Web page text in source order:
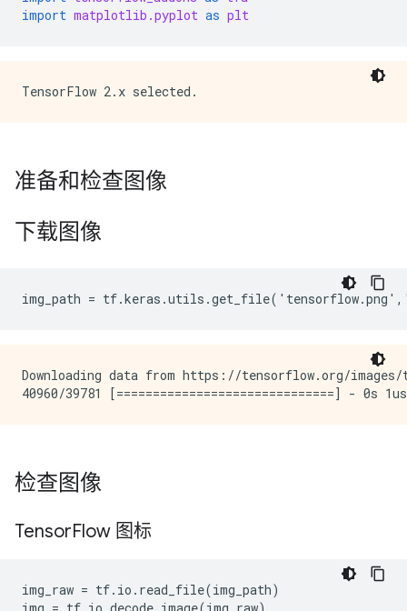
import matplotlib.pyplot as plt
准备和检查图像
下载图像
Downloading data from https://tensorflow.org/
检查图像
TensorFlow 图标
img_raw = tf. io . read_file(img_path)